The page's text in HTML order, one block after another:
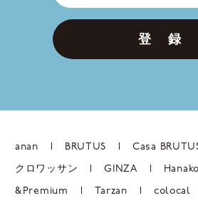
登 録
anan BRUTUS Casa
クロワッサン GINZA Hanako
&Premium Tarzan colocal